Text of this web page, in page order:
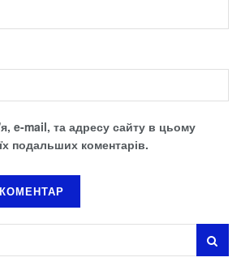
e-mail, та адресу сайту в цьому
подальших коментарів.